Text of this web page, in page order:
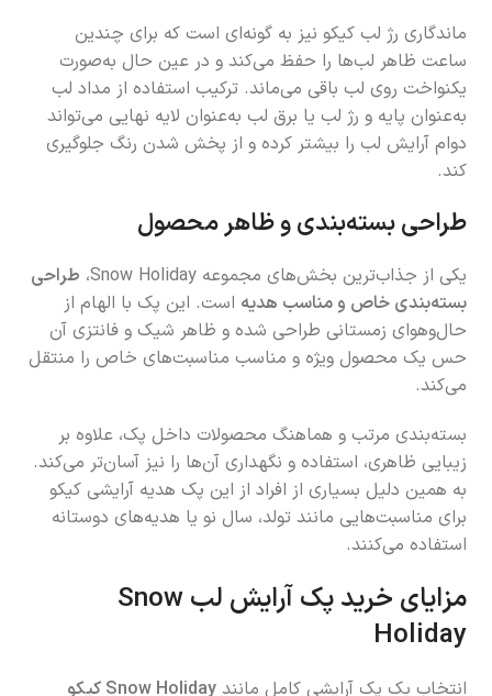
ماندگاری رژ لب کیکو نیز به گونه‌ای است که برای چندین
ساعت ظاهر لب‌ها را حفظ می‌کند و در عین حال به‌صورت
یکنواخت روی لب باقی می‌ماند. ترکیب استفاده از مداد لب
به‌عنوان پایه و رژ لب یا برق لب به‌عنوان لایه نهایی می‌تواند
دوام آرایش لب را بیشتر کرده و از پخش شدن رنگ جلوگیری
کند.
طراحی بسته‌بندی و ظاهر محصول
یکی از جذاب‌ترین بخش‌های مجموعه Snow Holiday،
طراحی
بسته‌بندی خاص و مناسب هدیه است. این پک با الهام از
حال‌وهوای زمستانی طراحی شده و ظاهر شیک و فانتزی آن
حس یک محصول ویژه و مناسب مناسبت‌های خاص را منتقل
می‌کند.
بسته‌بندی مرتب و هماهنگ محصولات داخل پک، علاوه بر
زیبایی ظاهری، استفاده و نگهداری آن‌ها را نیز آسان‌تر می‌کند.
به همین دلیل بسیاری از افراد از این پک هدیه آرایشی کیکو
برای مناسبت‌هایی مانند تولد، سال نو یا هدیه‌های دوستانه
استفاده می‌کنند.
مزایای خرید پک آرایش لب Snow
Holiday
انتخاب یک پک آرایشی کامل مانند Snow Holiday کیکو